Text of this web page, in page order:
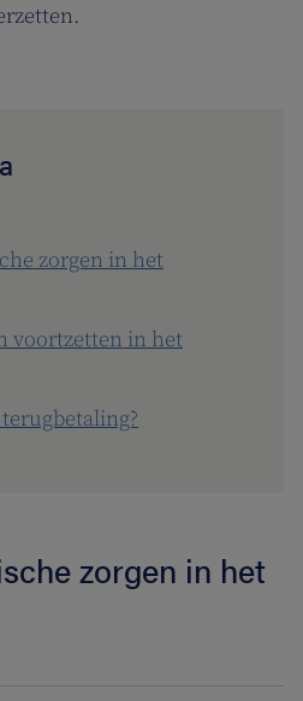
zorgen in het
voortzetten in het
zorgen in het